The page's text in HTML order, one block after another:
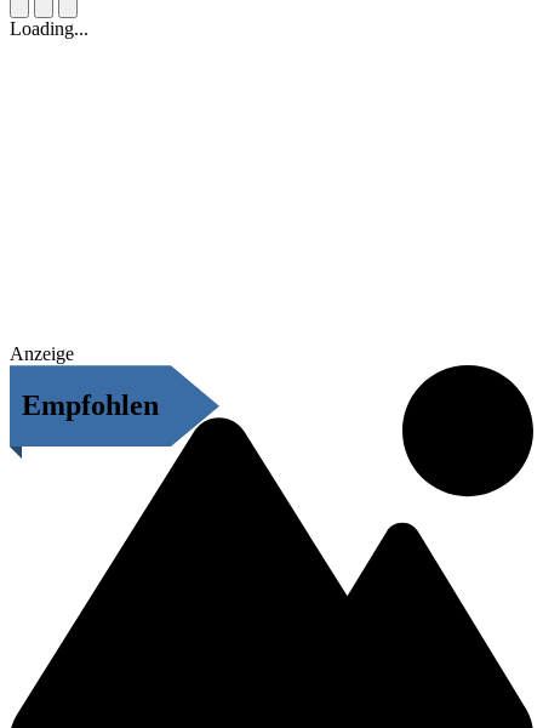
Loading...
Anzeige
Empfohlen